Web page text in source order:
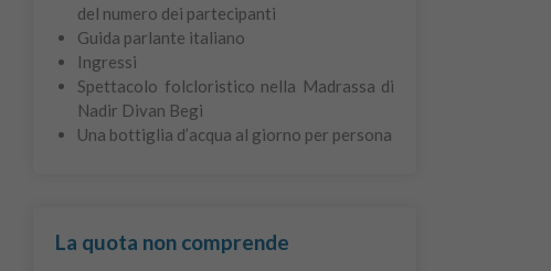
del numero dei partecipanti
Guida parlante italiano
Ingressi
Spettacolo folcloristico nella Madrassa di
Nadir Divan Begi
Una bottiglia d’acqua al giorno per persona
La quota non comprende